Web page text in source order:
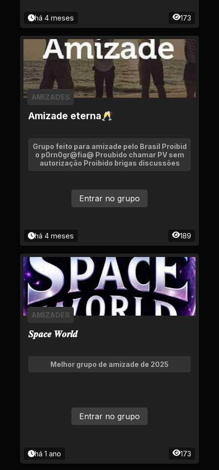
há 4 meses 173
Amizade eterna🥂
AMIZADES
Grupo feito para amizade pelo Brasil Proibid
o p0rn0gr@fia@ Proubido chamar PV sem
autorização Proibido brigas discussões
há 4 meses 189
Entrar no grupo
𝑺𝒑𝒂𝒄𝒆 𝑾𝒐𝒓𝒍𝒅
AMIZADES
Melhor grupo de amizade de 2025
há 1 ano 173
Entrar no grupo